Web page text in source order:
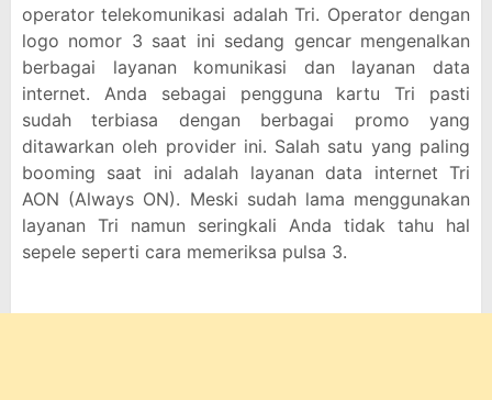
operator telekomunikasi adalah Tri. Operator dengan
logo nomor 3 saat ini sedang gencar mengenalkan
berbagai layanan komunikasi dan layanan data
internet. Anda sebagai pengguna kartu Tri pasti
sudah terbiasa dengan berbagai promo yang
ditawarkan oleh provider ini. Salah satu yang paling
booming saat ini adalah layanan data internet Tri
AON (Always ON). Meski sudah lama menggunakan
layanan Tri namun seringkali Anda tidak tahu hal
sepele seperti cara memeriksa pulsa 3.